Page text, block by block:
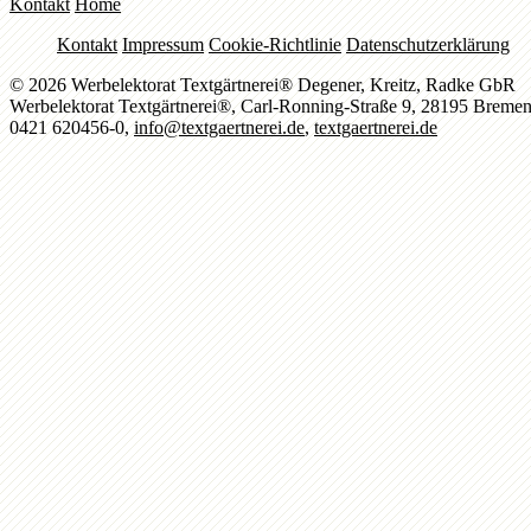
Kontakt Home
Kontakt Impressum Cookie-Richtlinie Datenschutzerklärung
© 2026 Werbelektorat Textgärtnerei® Degener, Kreitz, Radke GbR
Werbelektorat Textgärtnerei®, Carl-Ronning-Straße 9, 28195 Bremen
0421 620456-0,info@textgaertnerei.de,textgaertnerei.de